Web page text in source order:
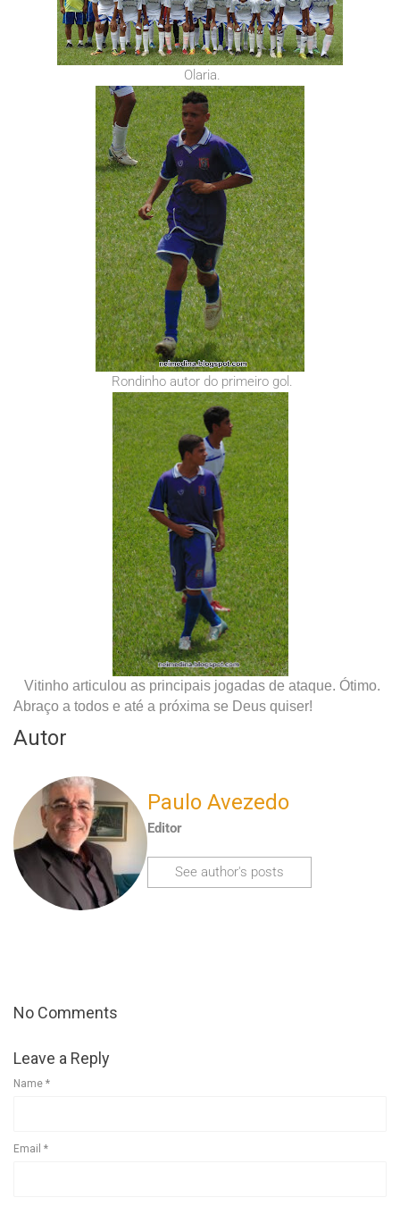
Olaria.
Rondinho autor do primeiro gol.
Vitinho articulou as principais jogadas de ataque. Ótimo.
Abraço a todos e até a próxima se Deus quiser!
Autor
Paulo Avezedo
Editor
See author's posts
No Comments
Leave a Reply
Name *
Email *